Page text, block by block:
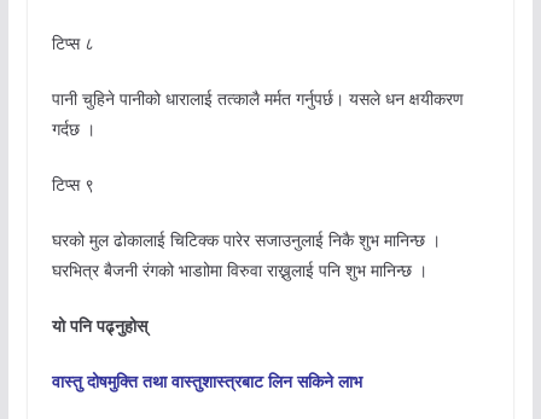
टिप्स ८
पानी चुहिने पानीको धारालाई तत्कालै मर्मत गर्नुपर्छ। यसले धन क्षयीकरण
गर्दछ ।
टिप्स ९
घरको मुल ढोकालाई चिटिक्क पारेर सजाउनुलाई निकै शुभ मानिन्छ ।
घरभित्र बैजनी रंगको भाडाोमा विरुवा राख्नुलाई पनि शुभ मानिन्छ ।
यो पनि पढ्नुहोस्
वास्तु दोषमुक्ति तथा वास्तुशास्त्रबाट लिन सकिने लाभ